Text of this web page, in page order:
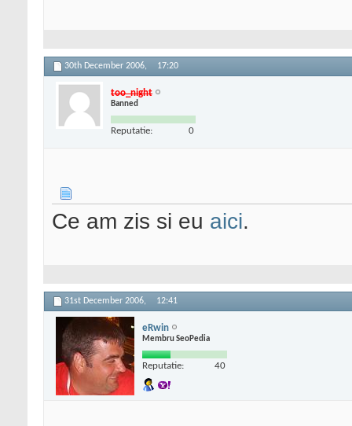
30th December 2006, 17:20
too_night
Banned
Reputatie: 0
Ce am zis si eu aici.
31st December 2006, 12:41
eRwin
Membru SeoPedia
Reputatie: 40